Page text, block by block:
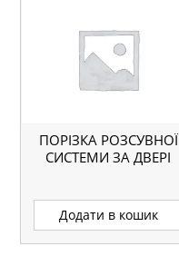
ПОРІЗКА РОЗСУВНОЇ
СИСТЕМИ ЗА ДВЕРІ
Додати в кошик